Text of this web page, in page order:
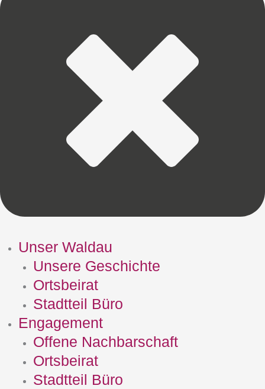
Unser Waldau
Unsere Geschichte
Ortsbeirat
Stadtteil Büro
Engagement
Offene Nachbarschaft
Ortsbeirat
Stadtteil Büro